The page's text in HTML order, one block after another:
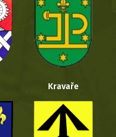
Kravaře